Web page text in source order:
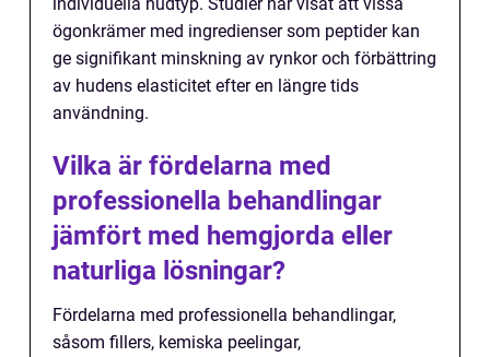
individuella hudtyp. Studier har visat att vissa
ögonkrämer med ingredienser som peptider kan
ge signifikant minskning av rynkor och förbättring
av hudens elasticitet efter en längre tids
användning.
Vilka är fördelarna med
professionella behandlingar
jämfört med hemgjorda eller
naturliga lösningar?
Fördelarna med professionella behandlingar,
såsom fillers, kemiska peelingar,